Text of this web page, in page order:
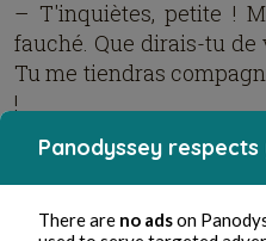
– T'inquiètes, petite !
fauché. Que dirais-tu
Tu me tiendras
!
Le bon sens voudrait
étrange, mais rien en
cinquantaine, le teint
rasé et plusieurs
Panodyssey
There are no adson